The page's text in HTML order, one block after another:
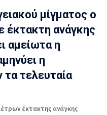
μίγματος ο
έκτακτη ανάγκης
αμείωτα η
η
τελευταία
έκτακτης ανάγκης